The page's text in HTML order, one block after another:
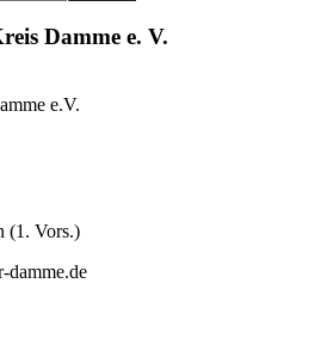
Damme e. V.
e.V.
(1. Vors.)